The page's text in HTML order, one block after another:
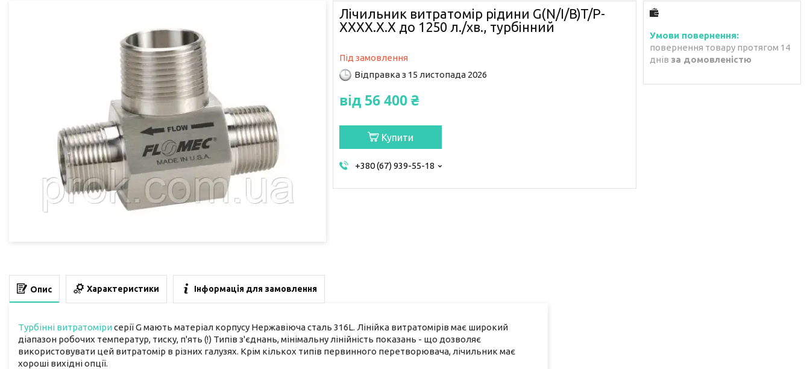
Лічильник витратомір рідини G(N/I/B)T/P-
XXXX.X.X до 1250 л./хв., турбінний
Під замовлення
Відправка з 15 листопада 2026
від 56 400 ₴
Купити
+380 (67) 939-55-18
повернення товару протягом 14
днів за домовленістю
Опис Характеристики Інформація для замовлення
Турбінні витратомірисерії G мають матеріал корпусу Нержавіюча сталь 316L. Лінійка витратомірів має широкий
діапазон робочих температур, тиску, п'ять (!) Типів з'єднань, мінімальну лінійність показань - що дозволяє
використовувати цей витратомір в різних галузях. Крім кількох типів первинного перетворювача, лічильник має
хороші вихідні опції.